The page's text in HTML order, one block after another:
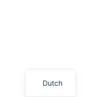
Dutch